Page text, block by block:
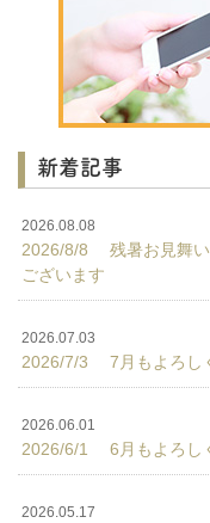
新着記事
2026.08.08
2026/8/8 残暑お見舞い
ございます
2026.07.03
2026/7/3 7月もよろし
2026.06.01
2026/6/1 6月もよろし
2026.05.17